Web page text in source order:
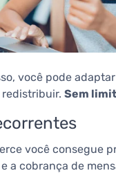
você pode
redistribuir. Sem
você consegue
a cobrança de